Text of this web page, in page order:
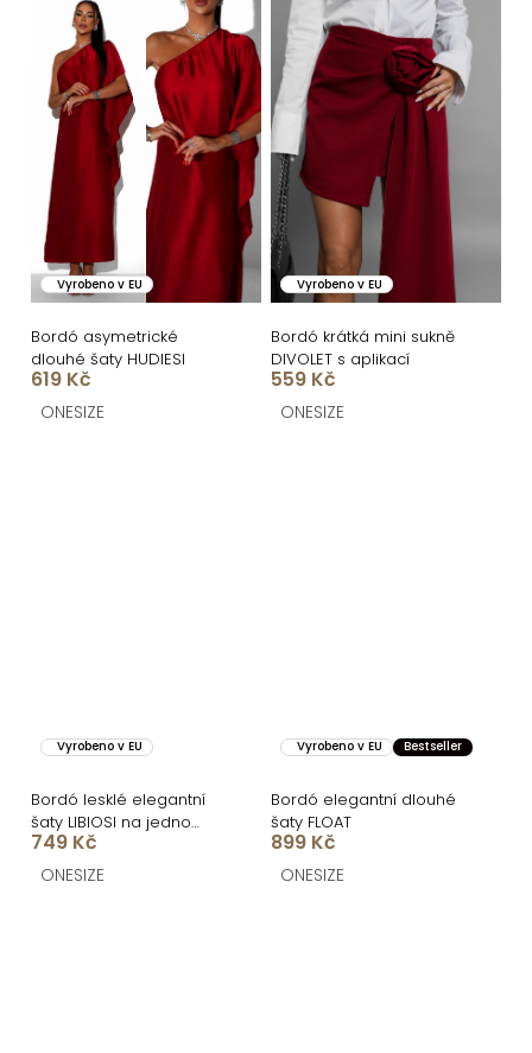
Vyrobeno v EU
Bordó asymetrické
dlouhé šaty HUDIESI
619 Kč
ONESIZE
Vyrobeno v EU
Bordó krátká mini sukně
DIVOLET s aplikací
559 Kč
ONESIZE
Vyrobeno v EU
Bordó lesklé elegantní
šaty LIBIOSI na jedno
rameno
749 Kč
ONESIZE
Vyrobeno v EU Bestseller
Bordó elegantní dlouhé
šaty FLOAT
899 Kč
ONESIZE